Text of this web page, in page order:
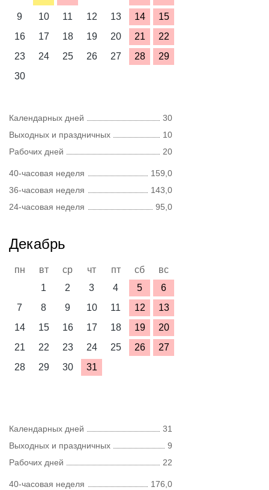
9
10 11 12 13 14
15
16
17 18 19 20 21
22
23
24 25 26 27 28
29
30
Календарных дней
30
Выходных и праздничных
10
Рабочих дней
20
40-часовая неделя
159,0
36-часовая неделя
143,0
24-часовая неделя
95,0
Декабрь
пн вт ср чт пт сб
вс
1
2 3 4 5
6
7
8 9 10 11 12
13
14
15 16 17 18 19
20
21
22 23 24 25 26
27
28
29 30 31
Календарных дней
31
Выходных и праздничных
9
Рабочих дней
22
40-часовая неделя
176,0